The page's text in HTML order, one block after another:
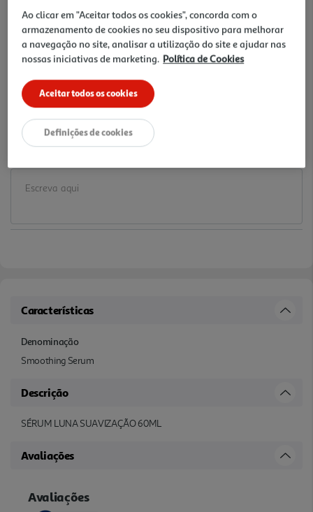
18 €/un
-10%
Price reduced from
20,00 €to
18,00 €
Promoção:
Características
Denominação
Smoothing Serum
Descrição
SÉRUM LUNA SUAVIZAÇÃO 60ML
Avaliações
Ao clicar em "Aceitar todos os cookies", concorda com o
armazenamento de cookies no seu dispositivo para melhorar
a navegação no site, analisar a utilização do site e ajudar nas
nossas iniciativas de marketing. Política de Cookies
Aceitar todos os cookies
Definições de cookies